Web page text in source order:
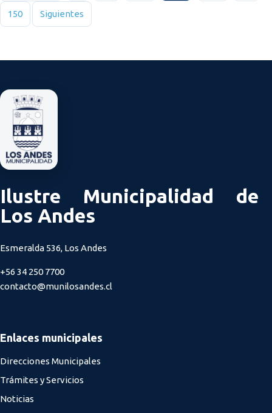
150 Siguientes
Ilustre Municipalidad de
Los Andes
Esmeralda 536, Los Andes
+56 34 250 7700
contacto@munilosandes.cl
Enlaces municipales
Direcciones Municipales
Trámites y Servicios
Noticias